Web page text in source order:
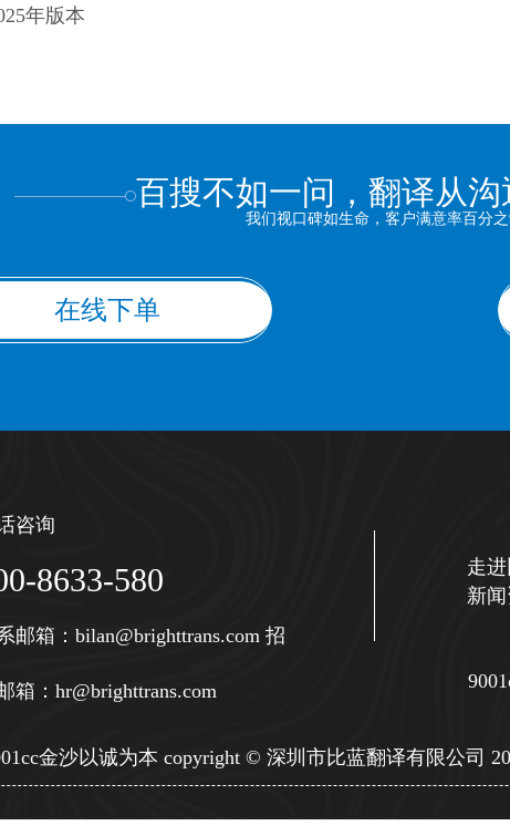
年版本
百搜不如一问，翻译从沟
我们视口碑如生命，客户满意率百分之
在线下单
咨询
8633-580
邮箱： bilan@brighttrans.com 招
箱： hr@brighttrans.com
走
新
金沙以诚为本 copyright © 深圳市比蓝翻译有限公司